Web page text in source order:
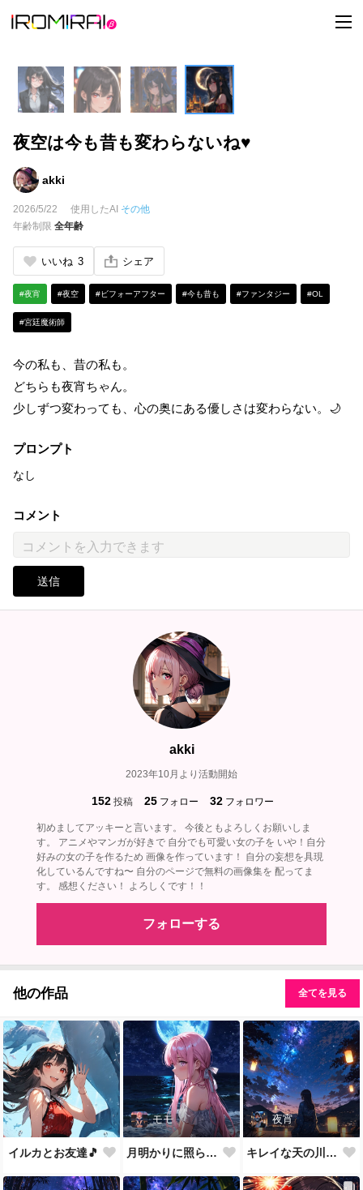
t
o
夜空は今も昔も変わらないね♥
akki
2026/5/22 使用したAI その他
年齢制限 全年齢
いいね 3 シェア
#夜宵 #夜空 #ビフォーアフター #今も昔も #ファンタジー #OL
#宮廷魔術師
今の私も、昔の私も。
どちらも夜宵ちゃん。
少しずつ変わっても、心の奥にある優しさは変わらない。🌙
プロンプト
なし
コメント
送信
akki
2023年10月より活動開始
152 投稿 25 フォロー 32 フォロワー
初めましてアッキーと言います。 今後ともよろしくお願いしま
す。 アニメやマンガが好きで 自分でも可愛い女の子を いや！自分
好みの女の子を作るため 画像を作っています！ 自分の妄想を具現
化しているんですね〜 自分のページで無料の画像集を 配ってま
す。 感想ください！ よろしくです！！
フォローする
他の作品 全てを見る
イルカとお友達🎵
モモ
月明かりに照らされて🎵
夜宵
キレイな天の川が一面に…